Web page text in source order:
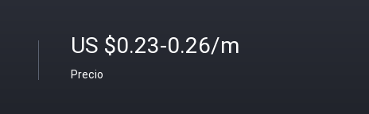
US $0.23-0.26/m
Precio